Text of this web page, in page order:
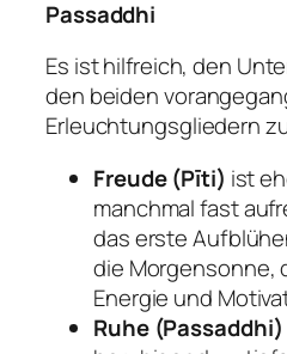
Passaddhi
Es ist hilfreich, den
den beiden
Erleuchtungsgliedern
Freude (Pīti) ist
manchmal fast
das erste
die Morgensonne,
Energie und
Ruhe (Passaddhi)